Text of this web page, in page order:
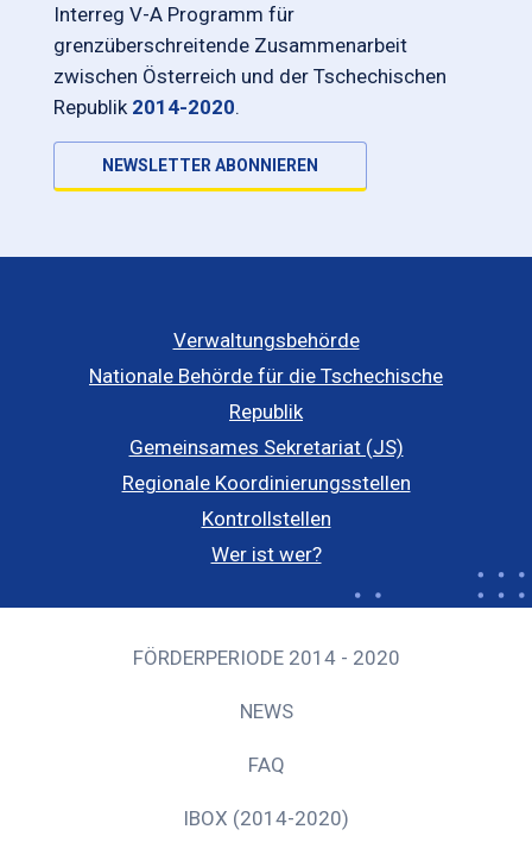
Interreg V-A Programm für
grenzüberschreitende Zusammenarbeit
zwischen Österreich und der Tschechischen
Republik 2014-2020.
NEWSLETTER ABONNIEREN
Verwaltungsbehörde
Nationale Behörde für die Tschechische
Republik
Gemeinsames Sekretariat (JS)
Regionale Koordinierungsstellen
Kontrollstellen
Wer ist wer?
FÖRDERPERIODE 2014 - 2020
NEWS
FAQ
IBOX (2014-2020)